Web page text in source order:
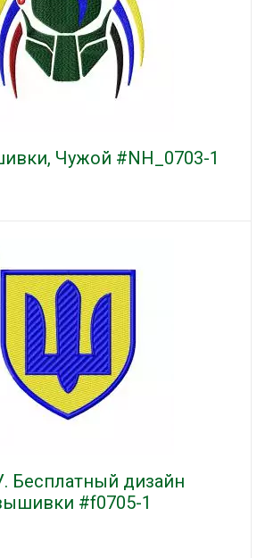
Чужой #NH_0703-1
Бесплатный дизайн
#f0705-1